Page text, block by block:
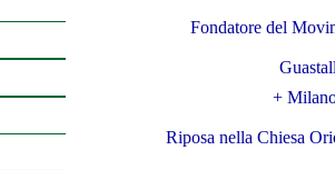
Fondatore del
+
Riposa nella Chiesa